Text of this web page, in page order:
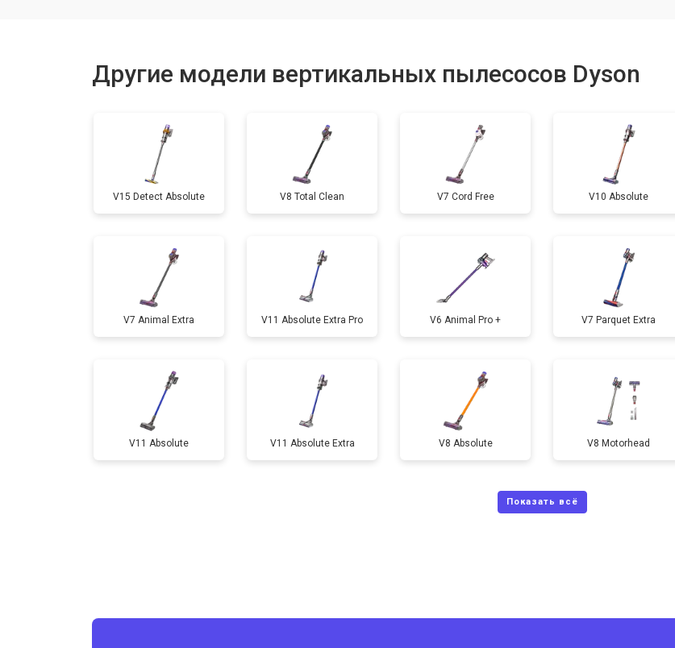
Другие модели вертикальных пылесосов Dyson
V15 Detect Absolute V8 Total Clean V7 Cord Free V10 Absolute
V7 Animal Extra V11 Absolute Extra Pro V6 Animal Pro + V7 Parquet Extra
V11 Absolute V11 Absolute Extra V8 Absolute V8 Motorhead